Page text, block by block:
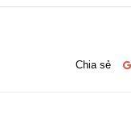
Chia sẻ